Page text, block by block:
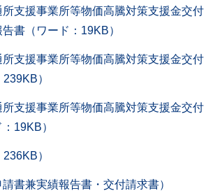
支援事業所等物価高騰対策支援金交付
書（ワード：19KB）
支援事業所等物価高騰対策支援金交付
）
支援事業所等物価高騰対策支援金交付
19KB）
）
書兼実績報告書・交付請求書）